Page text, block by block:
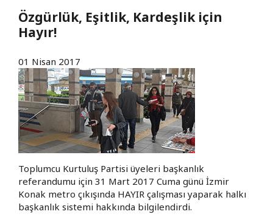
Özgürlük, Eşitlik, Kardeşlik için
Hayır!
01 Nisan 2017
Toplumcu Kurtuluş Partisi üyeleri başkanlık
referandumu için 31 Mart 2017 Cuma günü İzmir
Konak metro çıkışında HAYIR çalışması yaparak halkı
başkanlık sistemi hakkında bilgilendirdi.